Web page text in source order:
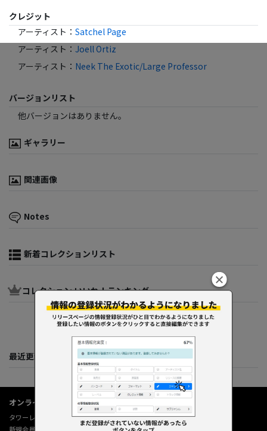
クレジット
アーティスト ： Satchel Page
アーティスト ： Joell Ortiz
アーティスト ： Neek The Exotic/Large Professor
バージョンリスト
他バージョンはありません。
ギャラリー
関連画像
Notes
新着コレクションリスト
コレクション いいね！ランキング
最近更新してくれた人たち
オンラインショップ情報
タワーレコード オンライン